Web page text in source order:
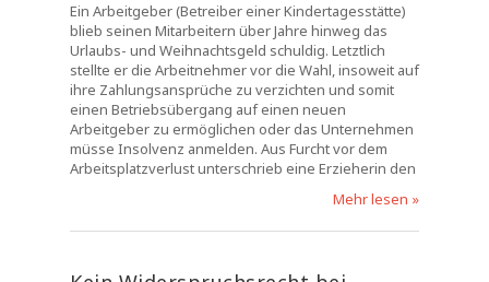
Ein Arbeitgeber (Betreiber einer Kindertagesstätte)
blieb seinen Mitarbeitern über Jahre hinweg das
Urlaubs- und Weihnachtsgeld schuldig. Letztlich
stellte er die Arbeitnehmer vor die Wahl, insoweit auf
ihre Zahlungsansprüche zu verzichten und somit
einen Betriebsübergang auf einen neuen
Arbeitgeber zu ermöglichen oder das Unternehmen
müsse Insolvenz anmelden. Aus Furcht vor dem
Arbeitsplatzverlust unterschrieb eine Erzieherin den
Mehr lesen »